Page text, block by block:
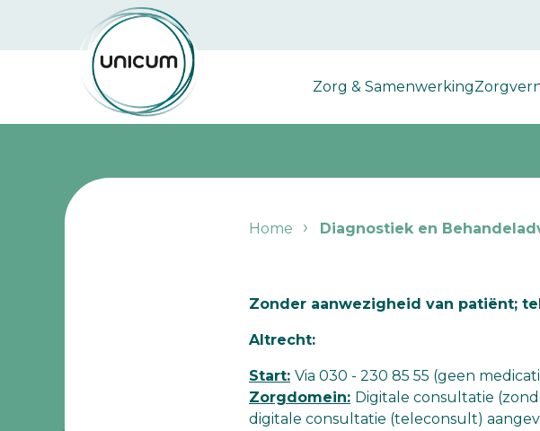
Zorg & Samenwerking
Home Diagnostiek en
Zonder aanwezigheid van patiënt;
Altrecht:
Start: Via 030 - 230 85 55 (geen
Zorgdomein: Digitale consultatie
digitale consultatie (teleconsult)